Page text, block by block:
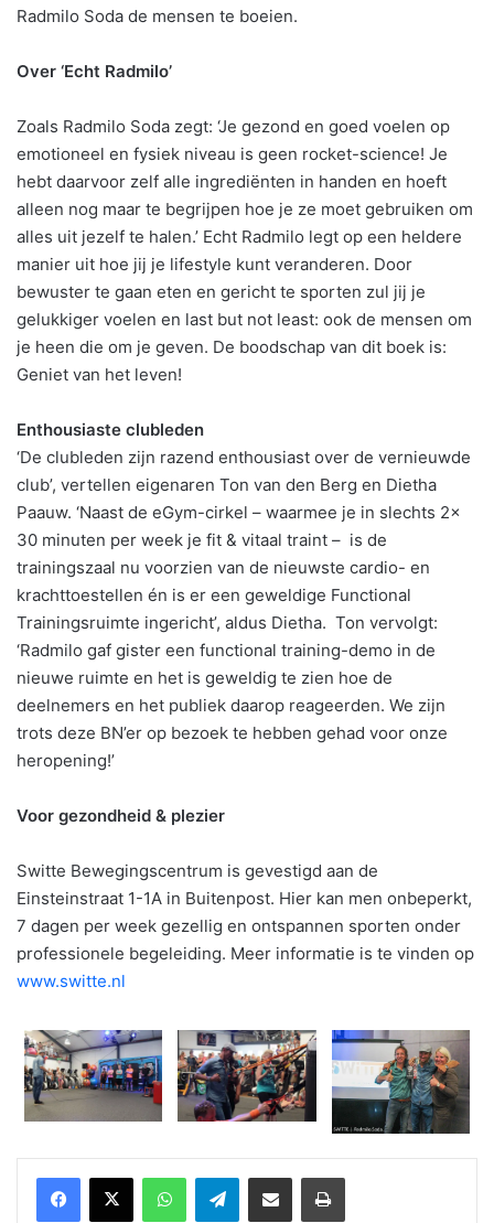
Radmilo Soda de mensen te boeien.
Over ‘Echt Radmilo’
Zoals Radmilo Soda zegt: ‘Je gezond en goed voelen op
emotioneel en fysiek niveau is geen rocket-science! Je
hebt daarvoor zelf alle ingrediënten in handen en hoeft
alleen nog maar te begrijpen hoe je ze moet gebruiken om
alles uit jezelf te halen.’ Echt Radmilo legt op een heldere
manier uit hoe jij je lifestyle kunt veranderen. Door
bewuster te gaan eten en gericht te sporten zul jij je
gelukkiger voelen en last but not least: ook de mensen om
je heen die om je geven. De boodschap van dit boek is:
Geniet van het leven!
Enthousiaste clubleden
‘De clubleden zijn razend enthousiast over de vernieuwde
club’, vertellen eigenaren Ton van den Berg en Dietha
Paauw. ‘Naast de eGym-cirkel – waarmee je in slechts 2x
30 minuten per week je fit & vitaal traint – is de
trainingszaal nu voorzien van de nieuwste cardio- en
krachttoestellen én is er een geweldige Functional
Trainingsruimte ingericht’, aldus Dietha. Ton vervolgt:
‘Radmilo gaf gister een functional training-demo in de
nieuwe ruimte en het is geweldig te zien hoe de
deelnemers en het publiek daarop reageerden. We zijn
trots deze BN’er op bezoek te hebben gehad voor onze
heropening!’
Voor gezondheid & plezier
Switte Bewegingscentrum is gevestigd aan de
Einsteinstraat 1-1A in Buitenpost. Hier kan men onbeperkt,
7 dagen per week gezellig en ontspannen sporten onder
professionele begeleiding. Meer informatie is te vinden op
www.switte.nl
WhatsAppTelegramDelen via Email Print